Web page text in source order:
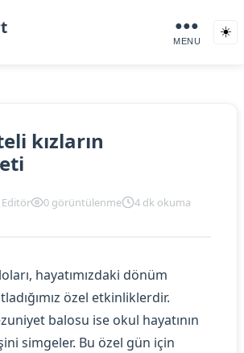
●●●
MENU
☀️
kızların
Editör 0 görüntülenme 4 dk okuma
hayatımızdaki dönüm
özel etkinliklerdir.
balosu ise okul hayatının
simgeler. Bu özel gün için